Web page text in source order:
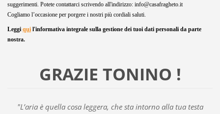
suggerimenti. Potete contattarci scrivendo all'indirizzo: info@casafragheto.it
Cogliamo l’occasione per porgere i nostri più cordiali saluti.
Leggi quil'informativa integrale sulla gestione dei tuoi dati personali da parte
nostra.
GRAZIE TONINO !
"L’aria è quella cosa leggera, che sta intorno alla tua testa